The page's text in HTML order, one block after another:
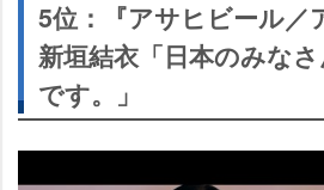
5位：『アサヒビール／
新垣結衣「日本のみな
です。」